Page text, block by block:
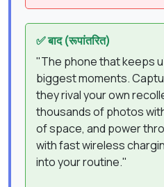
✅ बाद (रूपांतरित)
"The phone that keeps
biggest moments.
they rival your own
thousands of photos
of space, and power
with fast wireless
into your routine."